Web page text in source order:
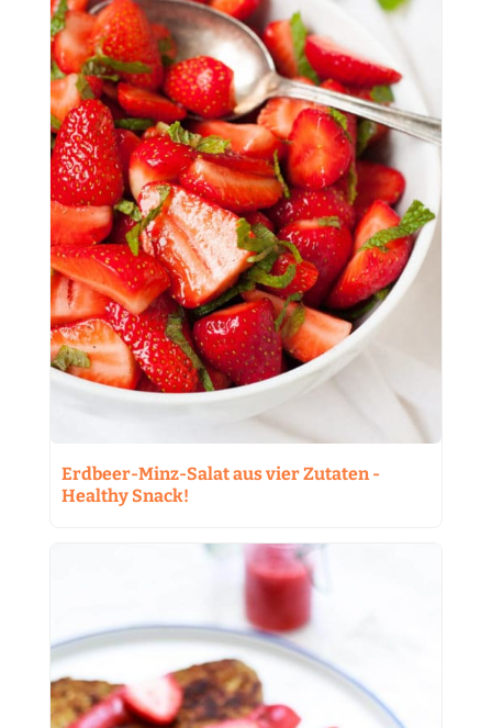
Erdbeer-Minz-Salat aus vier Zutaten -
Healthy Snack!